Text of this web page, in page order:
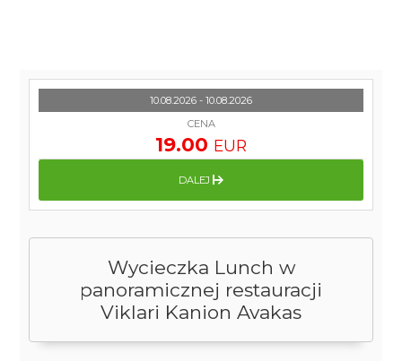
Wycieczka Lunch w
panoramicznej restauracji
Viklari Kanion Avakas
10.08.2026 - 10.08.2026
CENA
19.00 EUR
DALEJ